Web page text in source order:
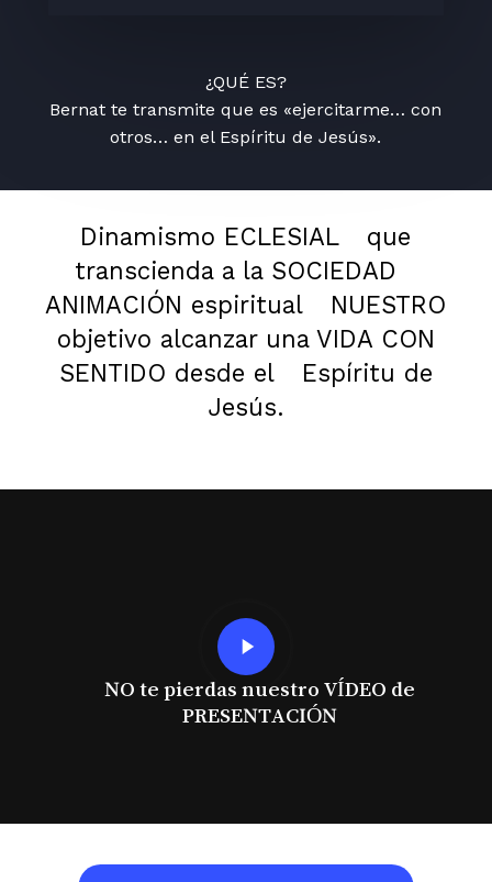
¿QUÉ ES?
Bernat te transmite que es «ejercitarme… con
otros… en el Espíritu de Jesús».
Dinamismo ECLESIAL
que
transcienda a la SOCIEDAD
ANIMACIÓN espiritual
NUESTRO
objetivo alcanzar una VIDA CON
SENTIDO desde el
Espíritu de
Jesús.
Play
Video
NO te pierdas nuestro VÍDEO de
PRESENTACIÓN